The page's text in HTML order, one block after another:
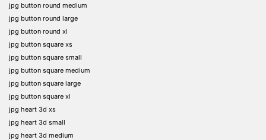
jpg button round medium
jpg button round large
jpg button round xl
jpg button square xs
jpg button square small
jpg button square medium
jpg button square large
jpg button square xl
jpg heart 3d xs
jpg heart 3d small
jpg heart 3d medium